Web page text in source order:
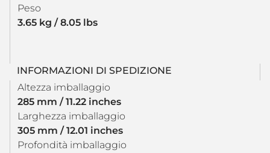
Peso
3.65 kg / 8.05 lbs
INFORMAZIONI DI SPEDIZIONE
Altezza imballaggio
285 mm / 11.22 inches
Larghezza imballaggio
305 mm / 12.01 inches
Profondità imballaggio